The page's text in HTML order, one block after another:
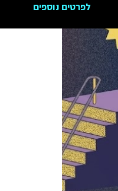
לפרטים נוספים